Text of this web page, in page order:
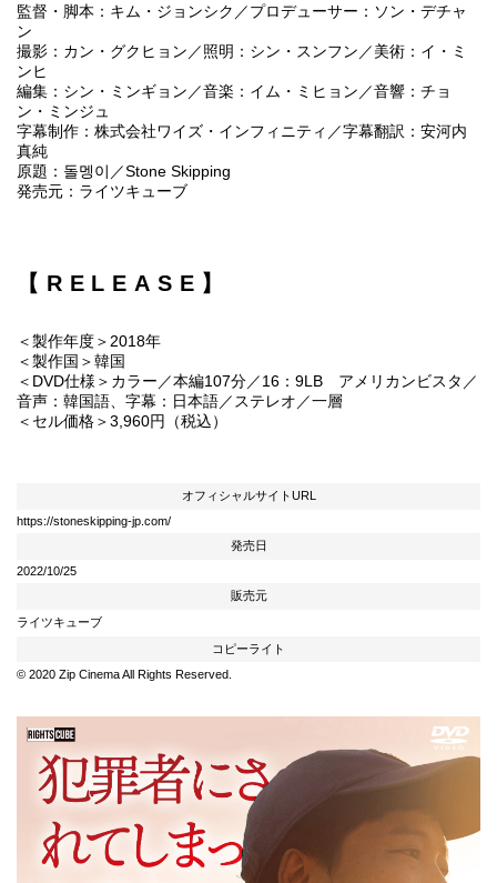
監督・脚本：キム・ジョンシク／プロデューサー：ソン・デチャ
ン
撮影：カン・グクヒョン／照明：シン・スンフン／美術：イ・ミ
ンヒ
編集：シン・ミンギョン／音楽：イム・ミヒョン／音響：チョ
ン・ミンジュ
字幕制作：株式会社ワイズ・インフィニティ／字幕翻訳：安河内
真純
原題：돌멩이／Stone Skipping
発売元：ライツキューブ
【RELEASE】
＜製作年度＞2018年
＜製作国＞韓国
＜DVD仕様＞カラー／本編107分／16：9LB アメリカンビスタ／
音声：韓国語、字幕：日本語／ステレオ／一層
＜セル価格＞3,960円（税込）
オフィシャルサイトURL
https://stoneskipping-jp.com/
発売日
2022/10/25
販売元
ライツキューブ
コピーライト
© 2020 Zip Cinema All Rights Reserved.